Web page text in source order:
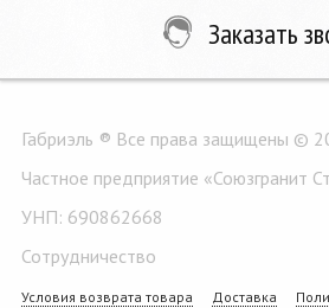
Заказать
Габриэль ® Все права защищены ©
Частное предприятие «Союзгранит
УНП: 690862668
Сотрудничество
Условия возврата товара Доставка